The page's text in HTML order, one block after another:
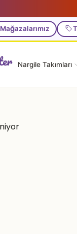
Mağazalarımız
Nargile Takımları